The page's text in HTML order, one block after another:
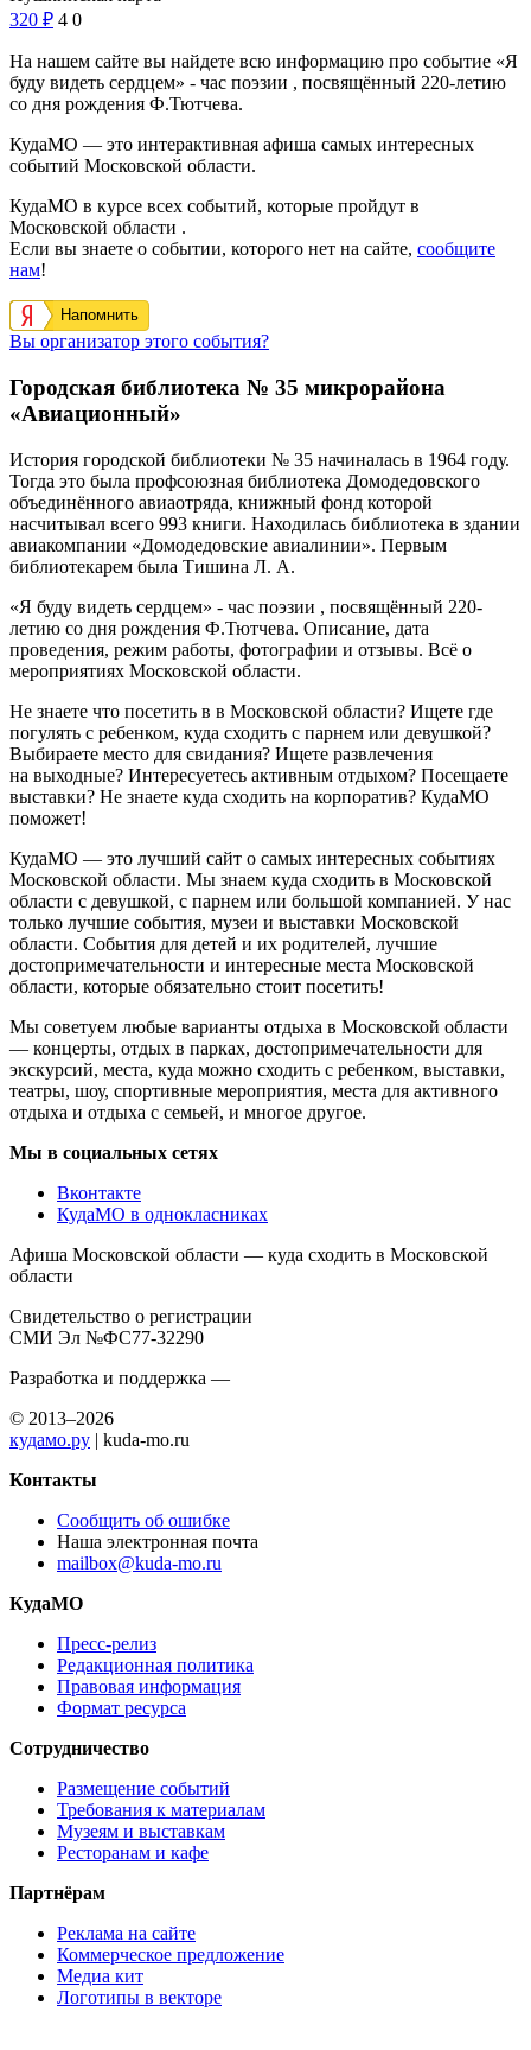
320 ₽ 4 0
На нашем сайте вы найдете всю информацию про событие «Я
буду видеть сердцем» - час поэзии , посвящённый 220-летию
со дня рождения Ф.Тютчева.
КудаМО — это интерактивная афиша самых интересных
событий Московской области.
КудаМО в курсе всех событий, которые пройдут в
Московской области .
Если вы знаете о событии, которого нет на сайте, сообщите
нам!
Напомнить
Вы организатор этого события?
Городская библиотека № 35 микрорайона
«Авиационный»
История городской библиотеки № 35 начиналась в 1964 году.
Тогда это была профсоюзная библиотека Домодедовского
объединённого авиаотряда, книжный фонд которой
насчитывал всего 993 книги. Находилась библиотека в здании
авиакомпании «Домодедовские авиалинии». Первым
библиотекарем была Тишина Л. А.
«Я буду видеть сердцем» - час поэзии , посвящённый 220-
летию со дня рождения Ф.Тютчева. Описание, дата
проведения, режим работы, фотографии и отзывы. Всё о
мероприятиях Московской области.
Не знаете что посетить в в Московской области? Ищете где
погулять с ребенком, куда сходить с парнем или девушкой?
Выбираете место для свидания? Ищете развлечения
на выходные? Интересуетесь активным отдыхом? Посещаете
выставки? Не знаете куда сходить на корпоратив? КудаМО
поможет!
КудаМО — это лучший сайт о самых интересных событиях
Московской области. Мы знаем куда сходить в Московской
области с девушкой, с парнем или большой компанией. У нас
только лучшие события, музеи и выставки Московской
области. События для детей и их родителей, лучшие
достопримечательности и интересные места Московской
области, которые обязательно стоит посетить!
Мы советуем любые варианты отдыха в Московской области
— концерты, отдых в парках, достопримечательности для
экскурсий, места, куда можно сходить с ребенком, выставки,
театры, шоу, спортивные мероприятия, места для активного
отдыха и отдыха с семьей, и многое другое.
Мы в социальных сетях
Вконтакте
КудаМО в однокласниках
Афиша Московской области — куда сходить в Московской
области
Свидетельство о регистрации
СМИ Эл №ФС77-32290
Разработка и поддержка —
© 2013–2026
кудамо.ру | kuda-mo.ru
Контакты
Сообщить об ошибке
Наша электронная почта
mailbox@kuda-mo.ru
КудаМО
Пресс-релиз
Редакционная политика
Правовая информация
Формат ресурса
Сотрудничество
Размещение событий
Требования к материалам
Музеям и выставкам
Ресторанам и кафе
Партнёрам
Реклама на сайте
Коммерческое предложение
Медиа кит
Логотипы в векторе